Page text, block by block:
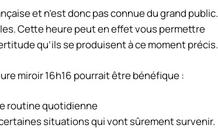
et n’est donc pas connue du grand public.
Cette heure peut en effet vous permettre
qu’ils se produisent à ce moment précis.
miroir 16h16 pourrait être bénéfique :
routine quotidienne
situations qui vont sûrement survenir.